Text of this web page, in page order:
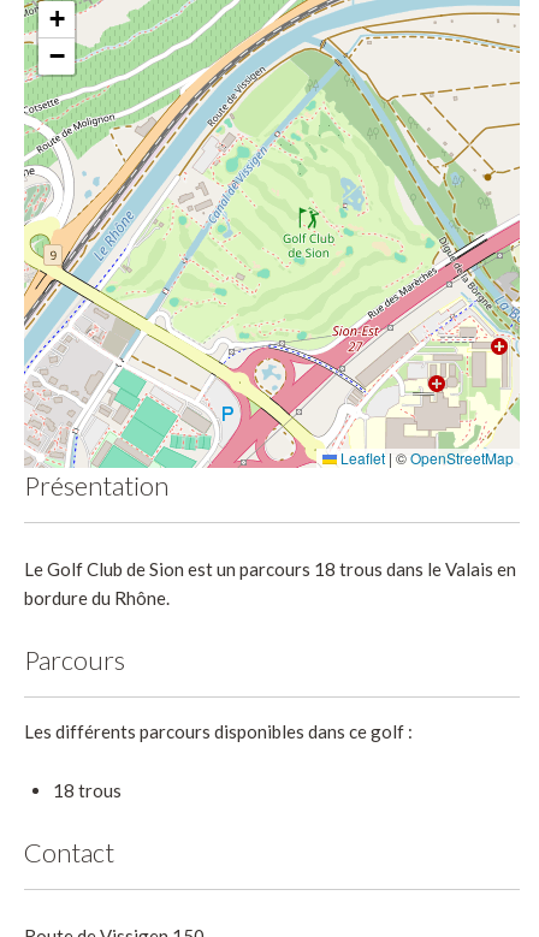
+
−
Leaflet | ©OpenStreetMap
Présentation
Le Golf Club de Sion est un parcours 18 trous dans le Valais en
bordure du Rhône.
Parcours
Les différents parcours disponibles dans ce golf :
18 trous
Contact